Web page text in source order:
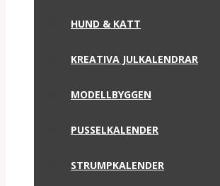
HUND & KATT
KREATIVA JULKALENDRAR
MODELLBYGGEN
PUSSELKALENDER
STRUMPKALENDER